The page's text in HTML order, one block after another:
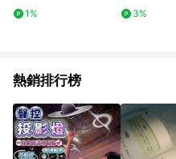
1%
3%
熱銷排行榜